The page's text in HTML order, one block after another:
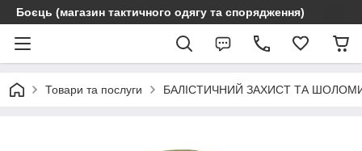
Боєць (магазин тактичного одягу та спорядження)
Товари та послуги БАЛІСТИЧНИЙ ЗАХИСТ ТА